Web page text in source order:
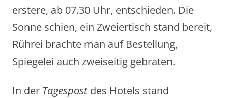
erstere, ab 07.30 Uhr, entschieden. Die
Sonne schien, ein Zweiertisch stand bereit,
Rührei brachte man auf Bestellung,
Spiegelei auch zweiseitig gebraten.
In der Tagespost des Hotels stand